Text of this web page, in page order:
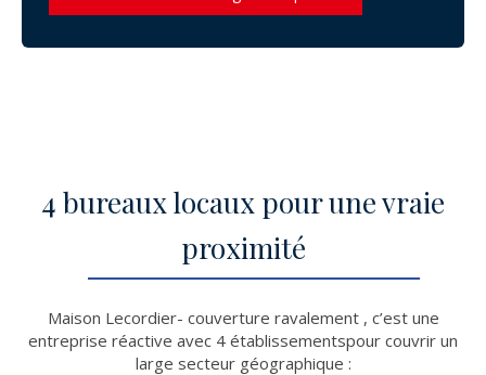
4 bureaux locaux pour une vraie
proximité
Maison Lecordier- couverture ravalement , c’est une
entreprise réactive avec 4 établissementspour couvrir un
large secteur géographique :